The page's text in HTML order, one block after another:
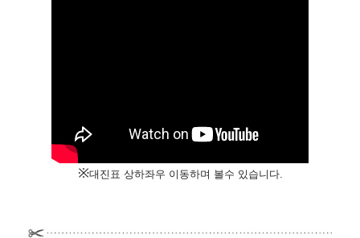
※대진표 상하좌우 이동하며 볼수 있습니다.